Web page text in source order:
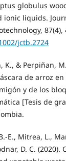
globulus
ionic liquids.
87(4),
jctb.2724
K., & Perpiñan,
de arroz
y de los
[Tesis de
E., Mitrea, L.,
D. C.